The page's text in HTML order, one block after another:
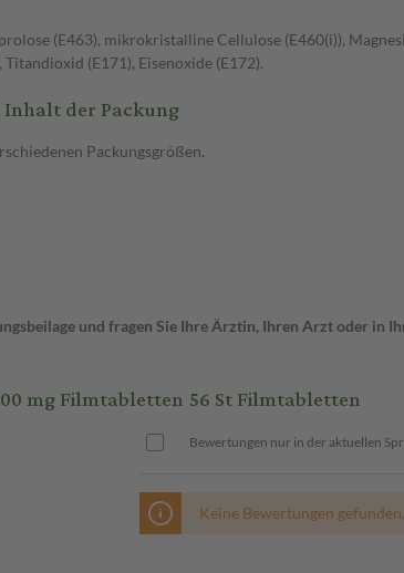
(E463), mikrokristalline Cellulose (E460(i)),
(E171), Eisenoxide (E172).
der Packung
Packungsgrößen.
und fragen Sie Ihre Ärztin, Ihren Arzt oder in
mg Filmtabletten 56 St Filmtabletten
Bewertungen nur in der aktuellen
Keine Bewertungen